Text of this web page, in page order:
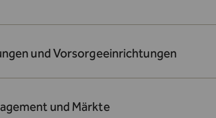
und Vorsorgeeinrichtungen
und Märkte